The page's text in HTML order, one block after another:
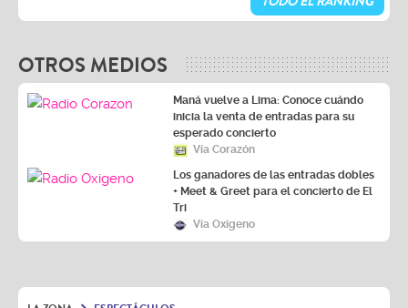
OTROS MEDIOS
Maná vuelve a Lima: Conoce cuándo
inicia la venta de entradas para su
esperado concierto
Vía Corazón
Los ganadores de las entradas dobles
+ Meet & Greet para el concierto de El
Tri
Vía Oxígeno